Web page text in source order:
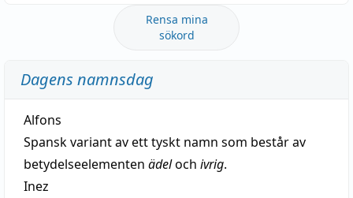
Rensa mina
sökord
Dagens namnsdag
Alfons
Spansk variant av ett tyskt namn som består av
betydelseelementen ädeloch ivrig.
Inez